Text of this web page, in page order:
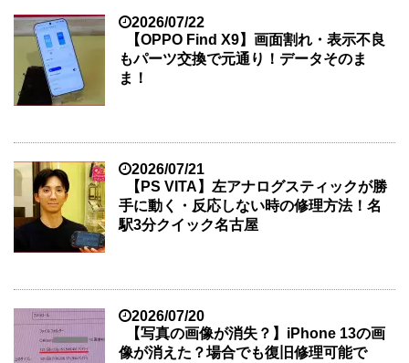
2026/07/22
【OPPO Find X9】画面割れ・表示不良
もパーツ交換で元通り！データそのま
ま！
2026/07/21
【PS VITA】左アナログスティックが勝
手に動く・反応しない時の修理方法！名
駅3分クイック名古屋
2026/07/20
【写真の画像が消失？】iPhone 13の画
像が消えた？場合でも復旧修理可能で